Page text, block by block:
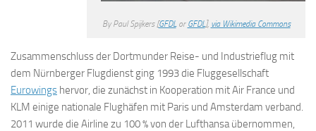
By Paul Spijkers [GFDL or GFDL ], via Wikimedia Commons
Zusammenschluss der Dortmunder Reise- und Industrieflug mit
dem Nürnberger Flugdienst ging 1993 die Fluggesellschaft
Eurowings hervor, die zunächst in Kooperation mit Air France und
KLM einige nationale Flughäfen mit Paris und Amsterdam verband.
2011 wurde die Airline zu 100 % von der Lufthansa übernommen,